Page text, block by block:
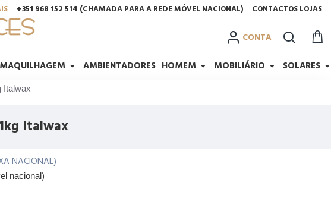
+351 968 152 514 (CHAMADA PARA A REDE MÓVEL NACIONAL) CONTACTOS LOJAS
MAQUILHAGEM AMBIENTADORES HOMEM MOBILIÁRIO SOLARES
CONTA
Italwax
Italwax
NACIONAL)
nacional)